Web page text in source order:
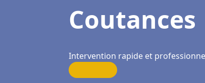
Coutances
Intervention rapide et